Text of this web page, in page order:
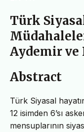
Türk
Aydemir ve
Abstract
Türk Siyasal
12 isimden 6’sı
mensuplarının